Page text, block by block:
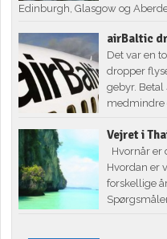
Edinburgh, Glasgow og
airBaltic
Det var en
dropper
gebyr.
medmindre
Vejret i
Hvornår er
Hvordan er
forskellige